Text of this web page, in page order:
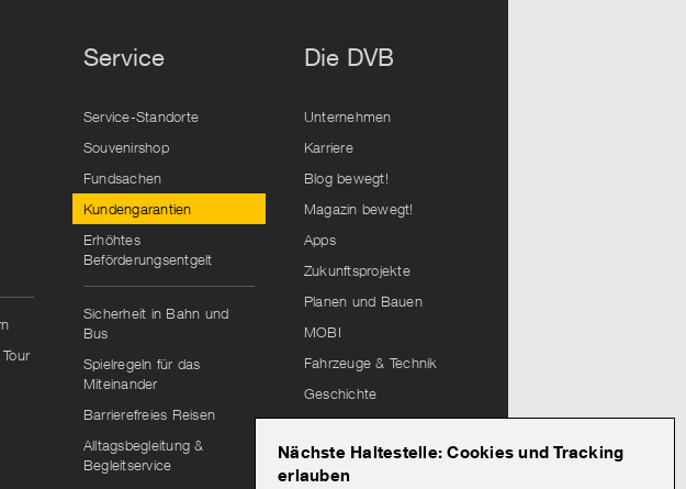
Nächste Haltestelle: Cookies und Tracking
erlauben
Service
Service-Standorte
Souvenirshop
Fundsachen
Kundengarantien
Erhöhtes
Beförderungsentgelt
Sicherheit in Bahn und
Bus
Spielregeln für das
Miteinander
Barrierefreies Reisen
Alltagsbegleitung &
Begleitservice
Die DVB
Unternehmen
Karriere
Blog bewegt!
Magazin bewegt!
Apps
Zukunftsprojekte
Planen und Bauen
MOBI
Fahrzeuge & Technik
Geschichte
Lieferantenportal
Leitungsauskunft